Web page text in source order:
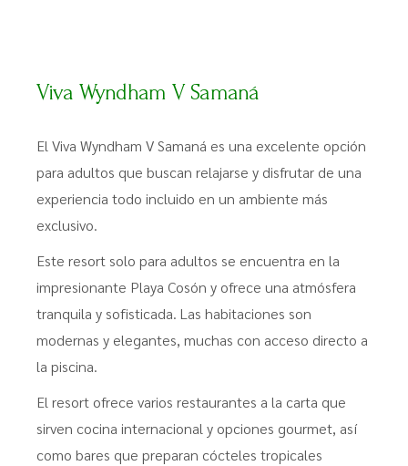
Viva Wyndham V Samaná
El Viva Wyndham V Samaná es una excelente opción
para adultos que buscan relajarse y disfrutar de una
experiencia todo incluido en un ambiente más
exclusivo.
Este resort solo para adultos se encuentra en la
impresionante Playa Cosón y ofrece una atmósfera
tranquila y sofisticada. Las habitaciones son
modernas y elegantes, muchas con acceso directo a
la piscina.
El resort ofrece varios restaurantes a la carta que
sirven cocina internacional y opciones gourmet, así
como bares que preparan cócteles tropicales